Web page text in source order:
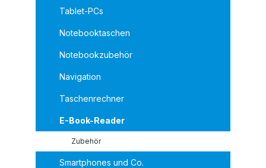
Tablet-PCs
Notebooktaschen
Notebookzubehör
Navigation
Taschenrechner
E-Book-Reader
Zubehör
Smartphones und Co.